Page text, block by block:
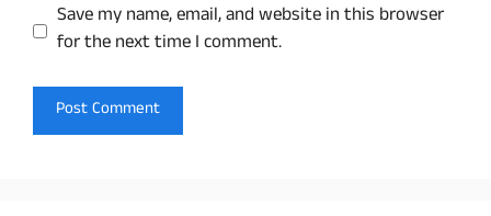
Save my name, email, and website in this browser
for the next time I comment.